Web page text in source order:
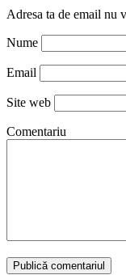
Adresa ta de email nu
Nume
Email
Site web
Comentariu